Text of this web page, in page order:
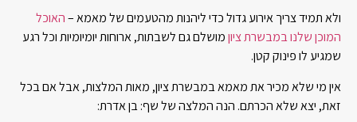
ולא תמיד צריך אירוע גדול כדי ליהנות מהטעמים של מאמא –האוכל
המוכן שלנו במבשרת ציוןמושלם גם לשבתות, ארוחות יומיומיות וכל רגע
שמגיע לו פינוק קטן.
אין מי שלא מכיר את מאמא במבשרת ציון, מאות המלצות, אבל אם בכל
זאת, יצא שלא הכרתם. הנה המלצה של שף: בן אדרת: